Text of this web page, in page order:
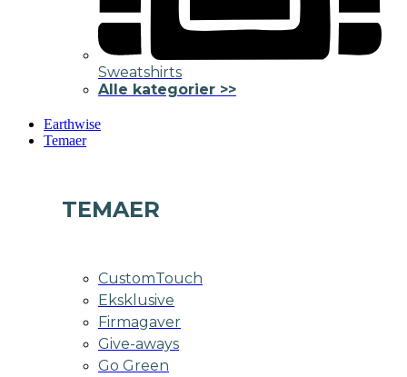
Sweatshirts
Alle kategorier >>
Earthwise
Temaer
TEMAER
CustomTouch
Eksklusive
Firmagaver
Give-aways
Go Green